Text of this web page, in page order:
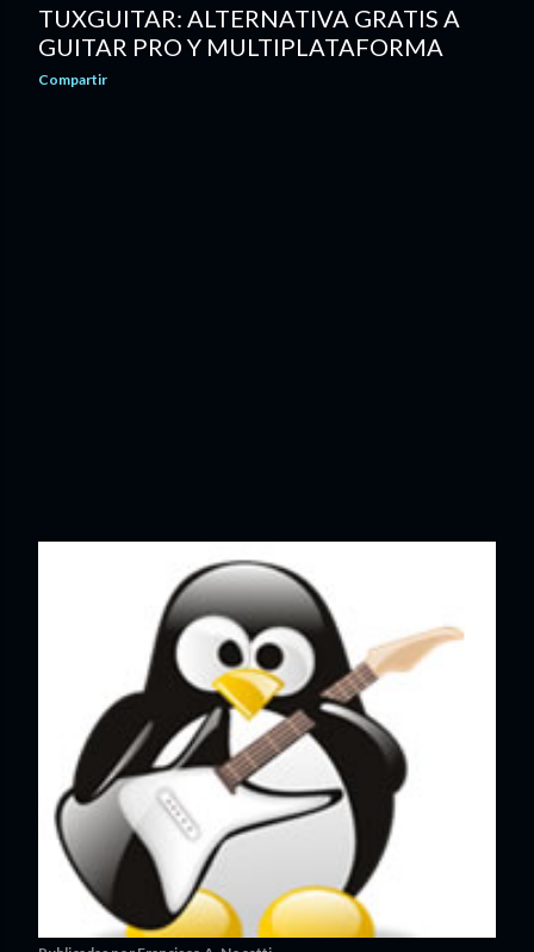
TUXGUITAR: ALTERNATIVA GRATIS A
GUITAR PRO Y MULTIPLATAFORMA
Compartir